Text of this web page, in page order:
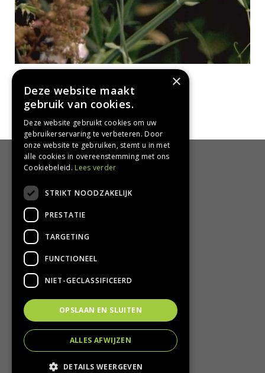
Lathyrus latifolius 'White Pearl'
HANDIG
Bezorgen en afhalen
Algemene voorwaarden
Privacy Policy
Privacy statement
CONTACT
Groencentrum Hoogeveen
Nijstad 11
7909 HS Hoogeveen
0528-251380
info@groencentrumhoogeveen.nl
×
Deze website maakt
gebruik van cookies.
Deze website gebruikt cookies om uw
gebruikerservaring te verbeteren. Door
onze website te gebruiken, stemt u in met
alle cookies in overeenstemming met ons
Cookiebeleid. Lees verder
STRIKT NOODZAKELIJK
PRESTATIE
TARGETING
FUNCTIONEEL
NIET-GECLASSIFICEERD
OPSLAAN EN SLUITEN
ALLES AFWIJZEN
DETAILS WEERGEVEN